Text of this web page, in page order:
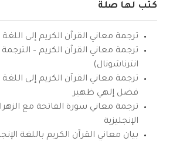
كتب لها صلة
ترجمة معاني القرآن الكريم إلى اللغة
ترجمة معاني القرآن الكريم –
انترناشونال)
ترجمة معاني القرآن الكريم إلى اللغة
فضل إلهي ظهير
ترجمة معاني سورة الفاتحة مع
الإنجليزية
بيان معاني القرآن الكريم باللغة